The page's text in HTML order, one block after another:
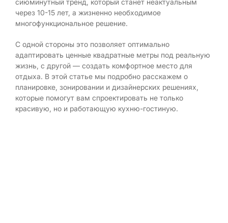
сиюминутный тренд, который станет неактуальным
через 10-15 лет, а жизненно необходимое
многофункциональное решение.
С одной стороны это позволяет оптимально
адаптировать ценные квадратные метры под реальную
жизнь, с другой — создать комфортное место для
отдыха. В этой статье мы подробно расскажем о
планировке, зонировании и дизайнерских решениях,
которые помогут вам спроектировать не только
красивую, но и работающую кухню-гостиную.